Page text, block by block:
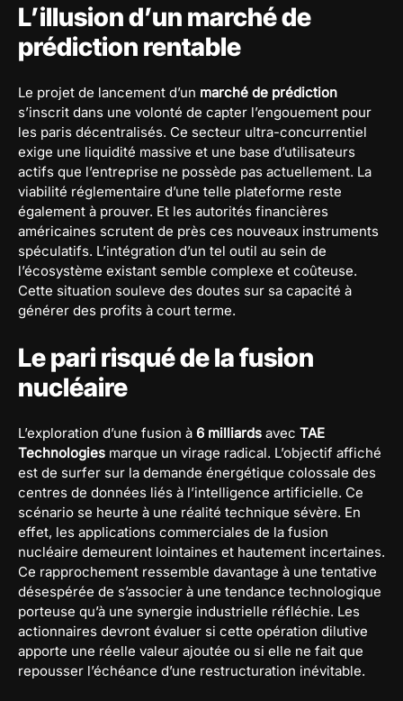
L’illusion d’un marché de
prédiction rentable
Le projet de lancement d’un marché de prédiction
s’inscrit dans une volonté de capter l’engouement pour
les paris décentralisés. Ce secteur ultra-concurrentiel
exige une liquidité massive et une base d’utilisateurs
actifs que l’entreprise ne possède pas actuellement. La
viabilité réglementaire d’une telle plateforme reste
également à prouver. Et les autorités financières
américaines scrutent de près ces nouveaux instruments
spéculatifs. L’intégration d’un tel outil au sein de
l’écosystème existant semble complexe et coûteuse.
Cette situation souleve des doutes sur sa capacité à
générer des profits à court terme.
Le pari risqué de la fusion
nucléaire
L’exploration d’une fusion à 6 milliards avec TAE
Technologies marque un virage radical. L’objectif affiché
est de surfer sur la demande énergétique colossale des
centres de données liés à l’intelligence artificielle. Ce
scénario se heurte à une réalité technique sévère. En
effet, les applications commerciales de la fusion
nucléaire demeurent lointaines et hautement incertaines.
Ce rapprochement ressemble davantage à une tentative
désespérée de s’associer à une tendance technologique
porteuse qu’à une synergie industrielle réfléchie. Les
actionnaires devront évaluer si cette opération dilutive
apporte une réelle valeur ajoutée ou si elle ne fait que
repousser l’échéance d’une restructuration inévitable.